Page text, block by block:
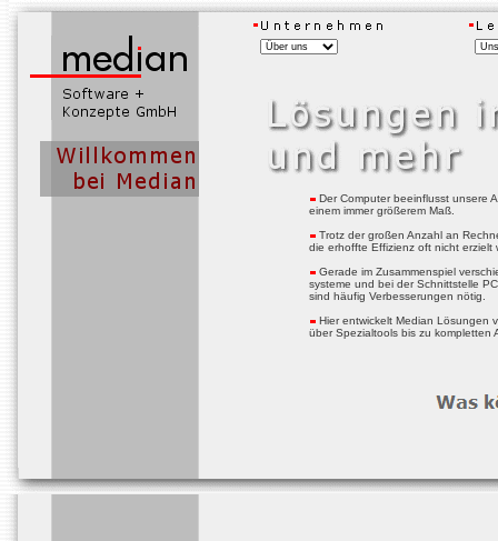
Der Computer beeinflusst unsere
einem immer größerem Maß.
Trotz der großen Anzahl an
die erhoffte Effizienz oft nicht erzielt
Gerade im Zusammenspiel
systeme und bei der Schnittstelle
sind häufig Verbesserungen nötig.
Hier entwickelt Median Lösungen
über Spezialtools bis zu kompletten